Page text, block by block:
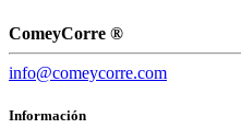
ComeyCorre ®
info@comeycorre.com
Información